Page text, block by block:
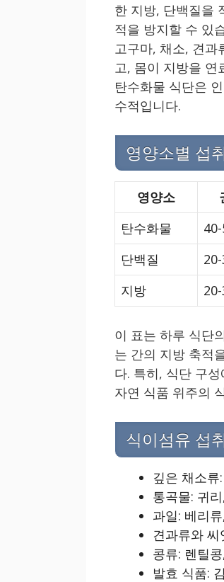
한 지방, 단백질을
적을 방지할 수 있
고구마, 채소, 견과
고, 몸이 지방을 연
탄수화물 식단은
수적입니다.
영양소별 섭
영양소
탄수화물
단백질
지방
이 표는 하루 식단
는 간의 지방 축적
다. 특히, 식단 구
자연 식품 위주의
식이섬유 섭
깊은 채소
통곡물: 귀
과일: 베리
견과류와
콩류: 렌틸
발효 식품: